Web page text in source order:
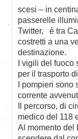
scesi – in
passerelle
Twitter, è tra
costretti a una
destinazione.
I vigili del fuoco
per il trasporto
I pompieri sono
corrente
Il percorso, di
medico del 118
Al momento del